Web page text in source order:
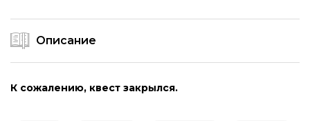
Описание
К сожалению, квест закрылся.